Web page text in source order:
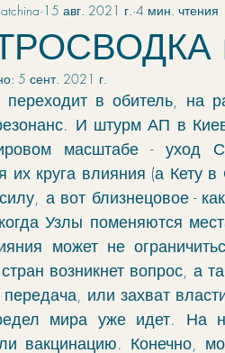
карта как единое целое
обучение
апокрифы
vocabulary руны
15 авг. 2021 г. 4 мин. чтения
5 сент. 2021 г.
переходит в обитель, на
И штурм АП в
масштабе - уход
их круга влияния (а Кету
а вот близнецовое -
Узлы поменяются
может не
возникнет вопрос, а
передача, или захват
мира уже идет. На
вакцинацию. Конечно,